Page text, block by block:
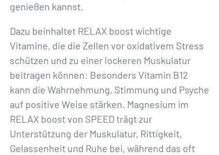
genießen kannst.
Dazu beinhaltet RELAX boost wichtige
Vitamine, die die Zellen vor oxidativem Stress
schützen und zu einer lockeren Muskulatur
beitragen können: Besonders Vitamin B12
kann die Wahrnehmung, Stimmung und Psyche
auf positive Weise stärken. Magnesium im
RELAX boost von SPEED trägt zur
Unterstützung der Muskulatur, Rittigkeit,
Gelassenheit und Ruhe bei, während das oft